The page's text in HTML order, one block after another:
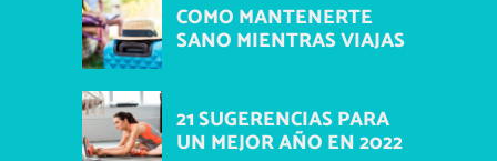
COMO MANTENERTE
SANO MIENTRAS VIAJAS
21 SUGERENCIAS PARA
UN MEJOR AÑO EN 2022